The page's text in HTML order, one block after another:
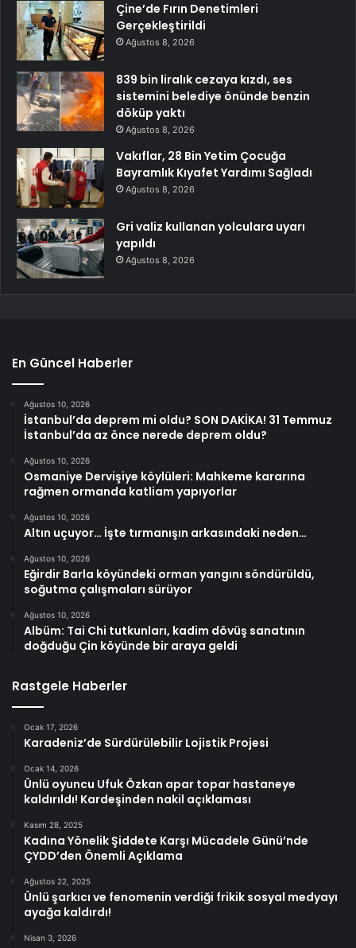
Çine’de Fırın Denetimleri
Gerçekleştirildi
Ağustos 8, 2026
839 bin liralık cezaya kızdı, ses
sistemini belediye önünde benzin
döküp yaktı
Ağustos 8, 2026
Vakıflar, 28 Bin Yetim Çocuğa
Bayramlık Kıyafet Yardımı Sağladı
Ağustos 8, 2026
Gri valiz kullanan yolculara uyarı
yapıldı
Ağustos 8, 2026
En Güncel Haberler
Ağustos 10, 2026
İstanbul’da deprem mi oldu? SON DAKİKA! 31 Temmuz
İstanbul’da az önce nerede deprem oldu?
Ağustos 10, 2026
Osmaniye Dervişiye köylüleri: Mahkeme kararına
rağmen ormanda katliam yapıyorlar
Ağustos 10, 2026
Altın uçuyor… İşte tırmanışın arkasındaki neden…
Ağustos 10, 2026
Eğirdir Barla köyündeki orman yangını söndürüldü,
soğutma çalışmaları sürüyor
Ağustos 10, 2026
Albüm: Tai Chi tutkunları, kadim dövüş sanatının
doğduğu Çin köyünde bir araya geldi
Rastgele Haberler
Ocak 17, 2026
Karadeniz’de Sürdürülebilir Lojistik Projesi
Ocak 14, 2026
Ünlü oyuncu Ufuk Özkan apar topar hastaneye
kaldırıldı! Kardeşinden nakil açıklaması
Kasım 28, 2025
Kadına Yönelik Şiddete Karşı Mücadele Günü’nde
ÇYDD’den Önemli Açıklama
Ağustos 22, 2025
Ünlü şarkıcı ve fenomenin verdiği frikik sosyal medyayı
ayağa kaldırdı!
Nisan 3, 2026